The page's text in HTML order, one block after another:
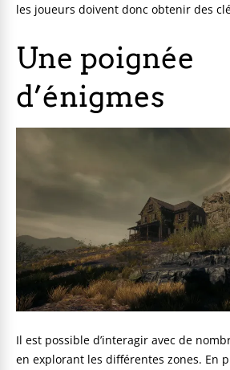
les joueurs doivent donc obtenir des
Une poignée
d’énigmes
Il est possible d’interagir avec de
en explorant les différentes zones. En